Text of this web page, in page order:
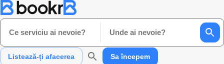
Ce serviciu ai nevoie? Unde ai nevoie?
Listează-ți afacerea Sa începem